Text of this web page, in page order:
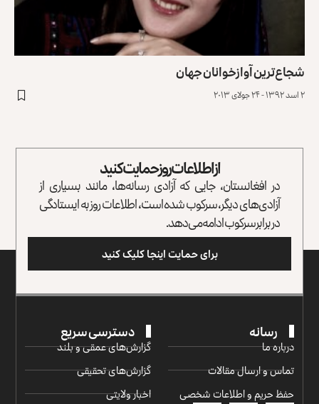
شجاع‌ترین آواز‌خوانان جهان
۲ اسد ۱۳۹۲ - ۲۴ جولای ۲۰۱۳
از اطلاعات روز حمایت کنید
در افغانستان، جایی که آزادی رسانه‌ها، مانند بسیاری از
آزادی‌های دیگر، سرکوب شده است، اطلاعات روز به ایستادگی
در برابر سرکوب ادامه می‌دهد.
برای حمایت اینجا کلیک کنید
رسانه
درباره ما
تماس و ارسال مقالات
حفظ حریم و اطلاعات شخصی
دسترسی سریع
گزارش‌‌های عمقی و بلند
گزارش‌های تحقیقی
اخبار ولایتی